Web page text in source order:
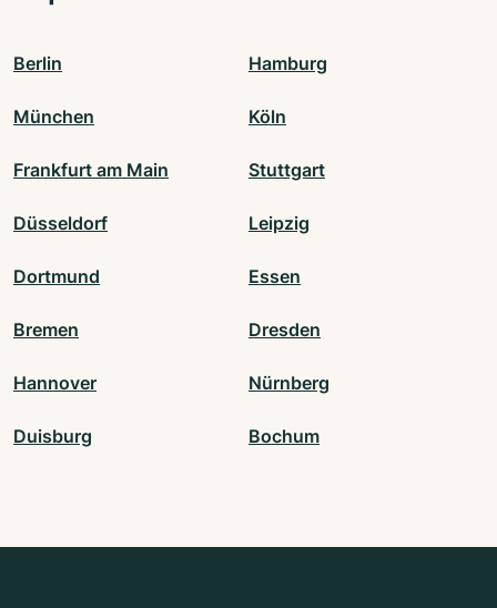
Berlin Hamburg
München Köln
Frankfurt am Main Stuttgart
Düsseldorf Leipzig
Dortmund Essen
Bremen Dresden
Hannover Nürnberg
Duisburg Bochum